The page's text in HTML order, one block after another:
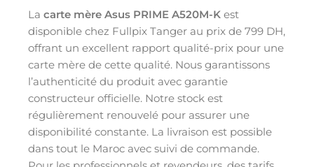
La carte mère Asus PRIME A520M-K est
disponible chez Fullpix Tanger au prix de 799 DH,
offrant un excellent rapport qualité-prix pour une
carte mère de cette qualité. Nous garantissons
l’authenticité du produit avec garantie
constructeur officielle. Notre stock est
régulièrement renouvelé pour assurer une
disponibilité constante. La livraison est possible
dans tout le Maroc avec suivi de commande.